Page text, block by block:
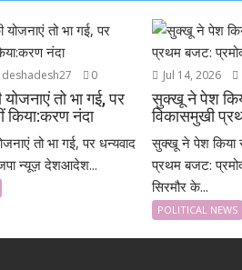
deshadesh27 0
तो भा गई, पर
किया:करण नंदा
तो भा गई, पर धन्यवाद
न्यूज़ देशआदेश...
Jul 14, 2026
सुक्खू ने पेश
विकासमुखी
सुक्खू ने पेश किया
प्रथम बजट:
सिरमौर के...
POLITICAL NEWS